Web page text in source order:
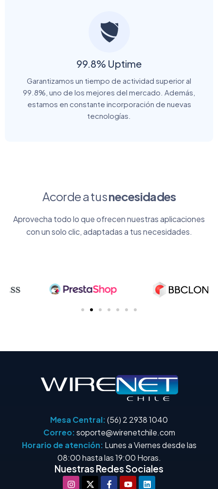
99.8% Uptime
Garantizamos un tiempo de actividad superior al
99.8%, uno de los mejores del mercado. Además,
estamos en constante incorporación de nuevas
tecnologías.
Acorde a tusnecesidades
Aprovecha todo lo que ofrecen nuestras aplicaciones
con un solo clic, adaptadas a tus necesidades.
Mesa Central:(56) 2 2938 1040
Correo:soporte@wirenetchile.com
Horario de atención: Lunes a Viernes desde las
08:00 hasta las 19:00 Horas.
Nuestras Redes Sociales